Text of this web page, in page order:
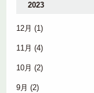
2023
12月 (1)
11月 (4)
10月 (2)
9月 (2)